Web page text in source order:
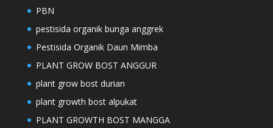
PBN
pestisida organik bunga anggrek
Pestisida Organik Daun Mimba
PLANT GROW BOST ANGGUR
plant grow bost durian
plant growth bost alpukat
PLANT GROWTH BOST MANGGA